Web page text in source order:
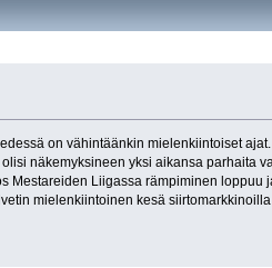
on vähintäänkin mielenkiintoiset
näkemyksineen yksi aikansa parhaita
Mestareiden Liigassa rämpiminen loppuu
mielenkiintoinen kesä